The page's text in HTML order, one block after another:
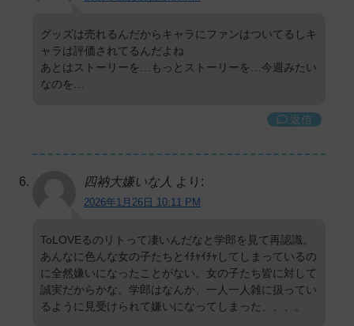
グッズは売れるんだからキャラにファンはついてるしキ
ャラは評価されてるんだよね
あとはストーリーを…もっとストーリーを…今週みたい
なのを…
返信
四衲大嫌いな人 より:
2026年1月26日 10:11 PM
ToLOVEるのリトって凄いんだなと学郎を見て再認識。
あんなに色んな女の子たちとｲﾁｬｲﾁｬしてしまっているの
に全然嫌いになったことがない。女の子たち皆に対して
誠実だからかな。学郎はなんか、一人一人雑に扱ってい
るように見受けられて嫌いになってしまった、、、。